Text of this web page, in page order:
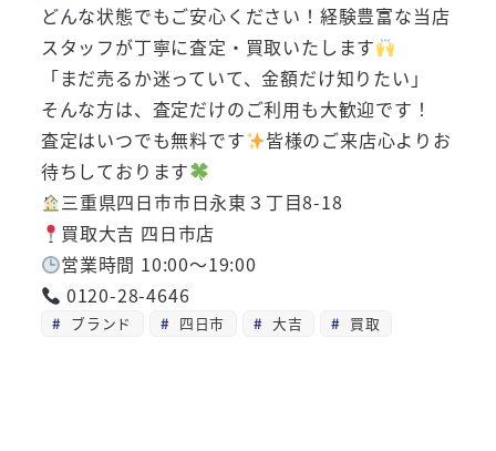
どんな状態でもご安心ください！経験豊富な当店
スタッフが丁寧に査定・買取いたします
「まだ売るか迷っていて、金額だけ知りたい」
そんな方は、査定だけのご利用も大歓迎です！
査定はいつでも無料です
皆様のご来店心よりお
待ちしております
三重県四日市市日永東３丁目8-18
買取大吉 四日市店
営業時間 10:00～19:00
0120-28-4646
ブランド 四日市 大吉 買取